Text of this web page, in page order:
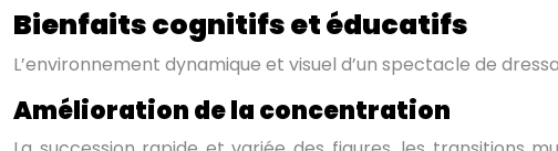
Bienfaits cognitifs et éducatifs
L’environnement dynamique et visuel d’un spectacle de
Amélioration de la concentration